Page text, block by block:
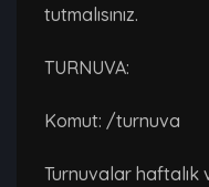
tutmalısınız.
TURNUVA:
Komut: /turnuva
Turnuvalar haftalık